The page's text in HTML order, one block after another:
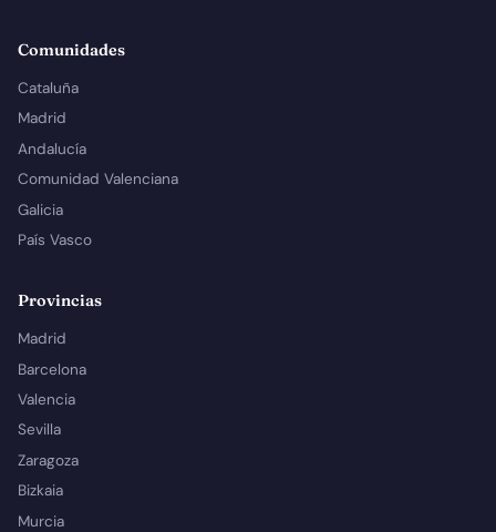
Comunidades
Cataluña
Madrid
Andalucía
Comunidad Valenciana
Galicia
País Vasco
Provincias
Madrid
Barcelona
Valencia
Sevilla
Zaragoza
Bizkaia
Murcia